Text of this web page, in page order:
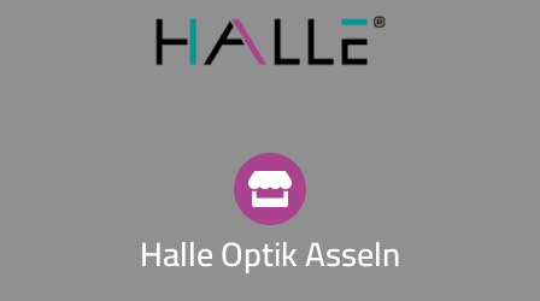
Halle Optik Asseln